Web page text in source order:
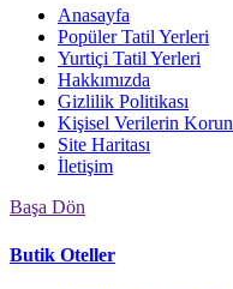
Anasayfa
Popüler Tatil Yerleri
Yurtiçi Tatil Yerleri
Hakkımızda
Gizlilik Politikası
Kişisel Verilerin
Site Haritası
İletişim
Başa Dön
Butik Oteller